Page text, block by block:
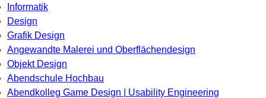
Informatik
Design
Grafik Design
Angewandte Malerei und Oberflächendesign
Objekt Design
Abendschule Hochbau
Abendkolleg Game Design | Usability Engineering